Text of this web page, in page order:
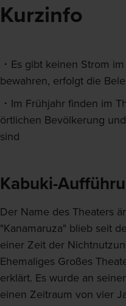
Kurzinfo
Es gibt keinen Strom
bewahren, erfolgt die
Im Frühjahr finden im
örtlichen Bevölkerung
sind
Kabuki-
Der Name des Theaters
"Kanamaruza" blieb seit
einer Zeit der
Ehemaliges Großes
erklärt. Es wurde an
einen Zeitraum von vier